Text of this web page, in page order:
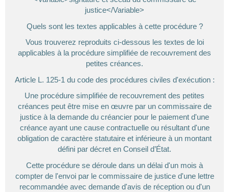
justice</Variable>
Quels sont les textes applicables à cette procédure ?
Vous trouverez reproduits ci-dessous les textes de loi
applicables à la procédure simplifiée de recouvrement des
petites créances.
Article L. 125-1 du code des procédures civiles d'exécution :
Une procédure simplifiée de recouvrement des petites
créances peut être mise en œuvre par un commissaire de
justice à la demande du créancier pour le paiement d'une
créance ayant une cause contractuelle ou résultant d'une
obligation de caractère statutaire et inférieure à un montant
défini par décret en Conseil d’État.
Cette procédure se déroule dans un délai d'un mois à
compter de l'envoi par le commissaire de justice d'une lettre
recommandée avec demande d'avis de réception ou d'un